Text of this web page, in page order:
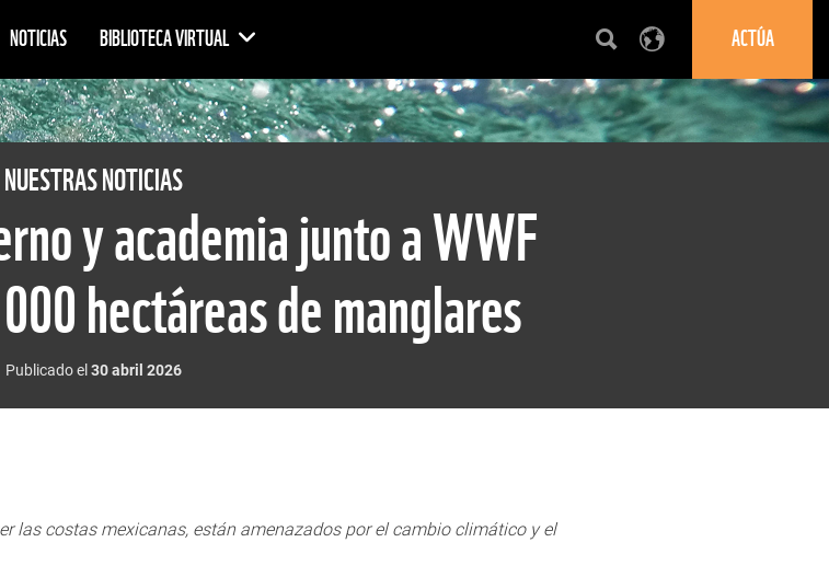
NOTICIAS BIBLIOTECA VIRTUAL ACTÚA
NUESTRAS NOTICIAS
y academia junto a WWF
hectáreas de manglares
Publicado el 30 abril 2026
las costas mexicanas, están amenazados por el cambio climático y el